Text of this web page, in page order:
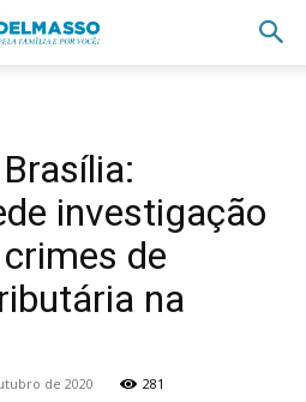
investigação
de
na
de 2020 281